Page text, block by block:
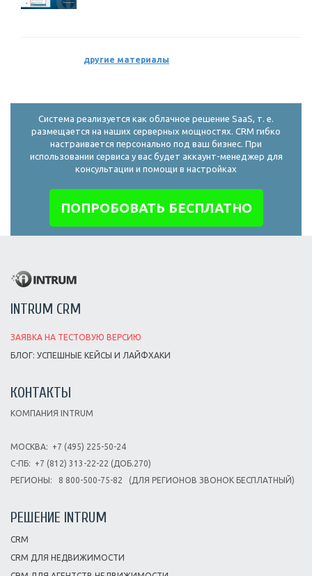
другие материалы
Система реализуется как облачное решение SaaS, т. е.
размещается на наших серверных мощностях. CRM гибко
настраивается персонально под ваш бизнес. При
использовании сервиса у вас будет аккаунт-менеджер для
консультации и помощи в настройках
ПОПРОБОВАТЬ БЕСПЛАТНО
INTRUM CRM
ЗАЯВКА НА ТЕСТОВУЮ ВЕРСИЮ
БЛОГ: УСПЕШНЫЕ КЕЙСЫ И ЛАЙФХАКИ
КОНТАКТЫ
КОМПАНИЯ INTRUM
МОСКВА:
+7 (495) 225-50-24
С-ПБ:
+7 (812) 313-22-22 (ДОБ.270)
РЕГИОНЫ:
8 800-500-75-82 (ДЛЯ РЕГИОНОВ ЗВОНОК БЕСПЛАТНЫЙ)
РЕШЕНИЕ INTRUM
CRM
CRM ДЛЯ НЕДВИЖИМОСТИ